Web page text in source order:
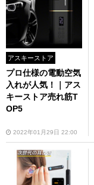
アスキーストア
プロ仕様の電動空気
入れが人気！｜アス
キーストア売れ筋T
OP5
2022年01月29日 22:00